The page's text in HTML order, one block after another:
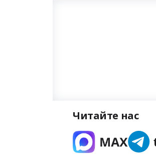
Читайте нас